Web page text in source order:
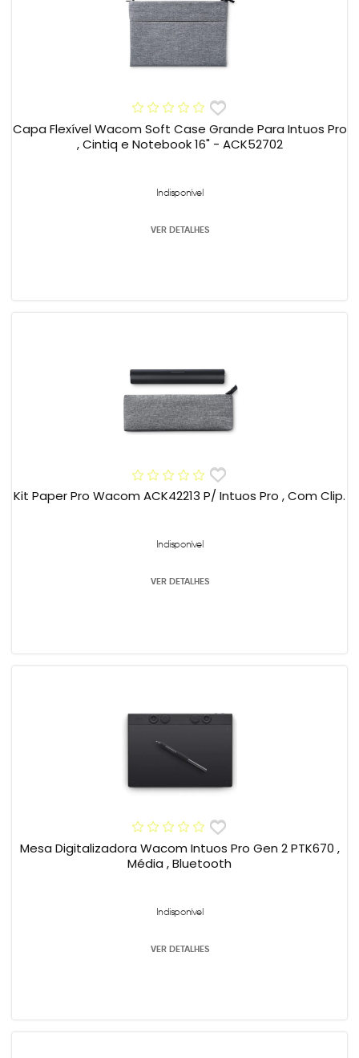
Capa Flexível Wacom Soft Case Grande Para Intuos Pro
, Cintiq e Notebook 16" - ACK52702
Indisponível
VER DETALHES
Kit Paper Pro Wacom ACK42213 P/ Intuos Pro , Com Clip.
Indisponível
VER DETALHES
Mesa Digitalizadora Wacom Intuos Pro Gen 2 PTK670 ,
Média , Bluetooth
Indisponível
VER DETALHES